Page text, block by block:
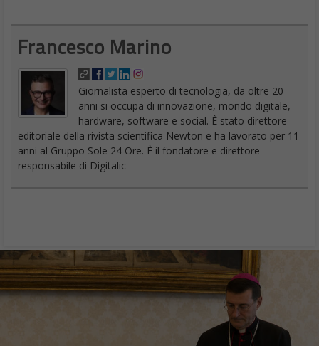
Francesco Marino
Giornalista esperto di tecnologia, da oltre 20
anni si occupa di innovazione, mondo digitale,
hardware, software e social. È stato direttore
editoriale della rivista scientifica Newton e ha lavorato per 11
anni al Gruppo Sole 24 Ore. È il fondatore e direttore
responsabile di Digitalic